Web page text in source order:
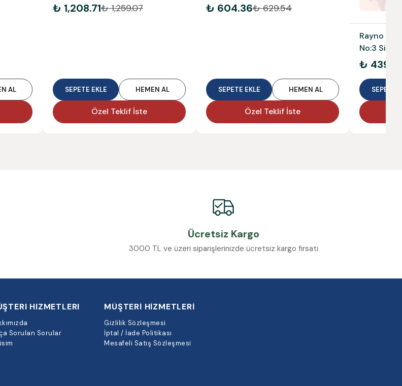
AL
₺ 1,208.71₺ 1,259.07
SEPETE EKLE HEMEN AL
Özel Teklif İste
₺ 604.36₺ 629.54
SEPETE EKLE HEMEN AL
Özel Teklif İste
Rayno
No:3
₺
SEPETE
Ücretsiz Kargo
3000 TL ve üzeri siparişlerinizde ücretsiz kargo fırsatı
HIZMETLERI
Sorulan Sorular
MÜŞTERİ HİZMETLERİ
Gizlilik Sözleşmesi
İptal / İade Politikası
Mesafeli Satış Sözleşmesi